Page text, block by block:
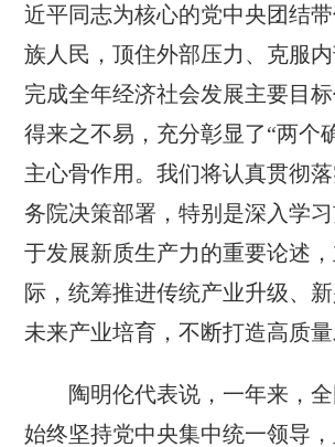
近平同志为核心的党中央团结
族人民，顶住外部压力、克服
完成全年经济社会发展主要目
得来之不易，充分彰显了“两个
主心骨作用。我们将认真贯彻
务院决策部署，特别是深入学
于发展新质生产力的重要论述
际，统筹推进传统产业升级、新
未来产业培育，不断打造高质量
陶明伦代表说，一年来，全
始终坚持党中央集中统一领导